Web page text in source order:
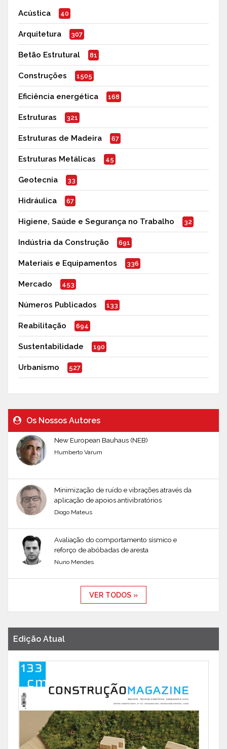
Acústica 40
Arquitetura 307
Betão Estrutural 81
Construções 1505
Eficiência energética 168
Estruturas 321
Estruturas de Madeira 67
Estruturas Metálicas 45
Geotecnia 33
Hidráulica 67
Higiene, Saúde e Segurança no Trabalho 32
Indústria da Construção 691
Materiais e Equipamentos 336
Mercado 453
Números Publicados 133
Reabilitação 694
Sustentabilidade 190
Urbanismo 527
Os Nossos Autores
New European Bauhaus (NEB)
Humberto Varum
Minimização de ruído e vibrações através da
aplicação de apoios antivibratórios
Diogo Mateus
Avaliação do comportamento sísmico e
reforço de abóbadas de aresta
Nuno Mendes
VER TODOS »
Edição Atual